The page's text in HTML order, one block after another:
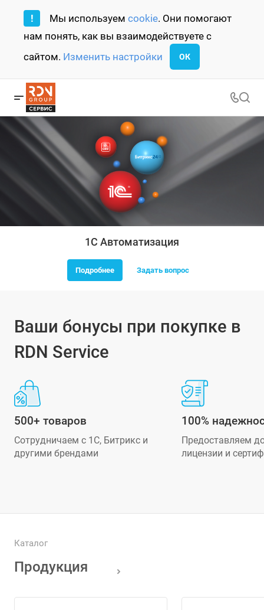
! Мы используем cookie. Они помогают
нам понять, как вы взаимодействуете с
сайтом. Изменить настройки ОК
1С Автоматизация
Подробнее Задать вопрос
Ваши бонусы при покупке в
RDN Service
500+ товаров
Сотрудничаем с 1С, Битрикс и
другими брендами
100%
Предоставляем
лицензии и
Каталог
Продукция